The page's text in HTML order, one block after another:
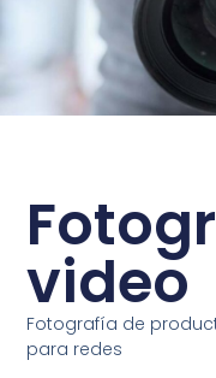
video
Fotografía de
para redes